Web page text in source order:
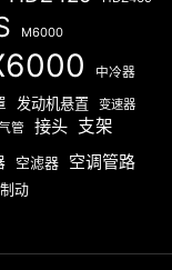
M6000
中冷器
发动机悬置 变速器
管 接头 支架
空滤器 空调管路
动